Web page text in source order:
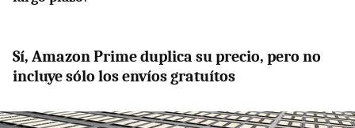
Sí, Amazon Prime duplica su precio, pero no
incluye sólo los envíos gratuítos